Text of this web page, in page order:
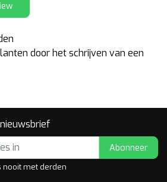
door het schrijven van een
Abonneer
nooit met derden